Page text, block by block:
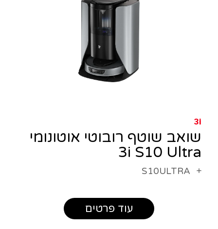
3i
שואב שוטף רובוטי אוטונומי
3i S10 Ultra
S10ULTRA
עוד פרטים